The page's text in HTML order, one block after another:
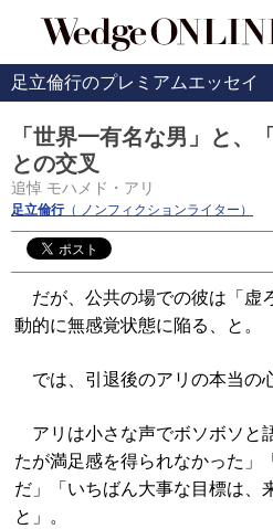
足立倫行のプレミアムエッセイ
「世界一有名な男」と、
との交叉
追悼 モハメド・アリ
足立倫行（ ノンフィクションライター）
だが、公共の場での彼は「虚
動的に無感覚状態に陥る、と。
では、引退後のアリの本当の
アリは小さな声でボソボソと
たが満足感を得られなかった」
だ」「いちばん大事な目標は、
と」。